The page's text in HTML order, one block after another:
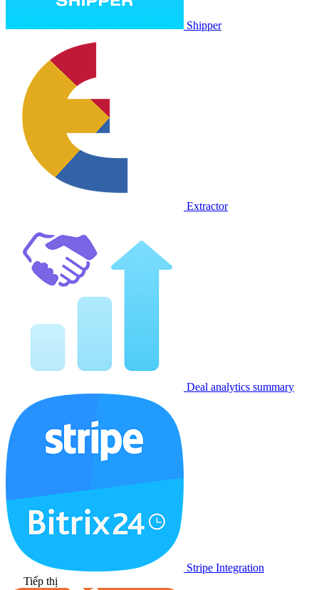
Shipper
Extractor
Deal analytics summary
Stripe Integration
Tiếp thị